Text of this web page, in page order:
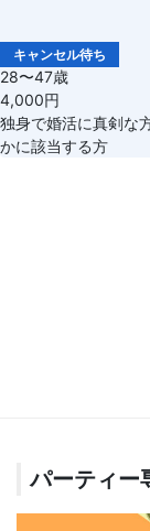
キャンセル待ち
28〜47歳
4,000円
独身で婚活に真剣な
かに該当する方
パーティー